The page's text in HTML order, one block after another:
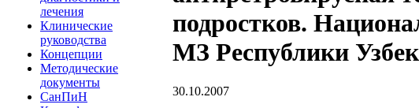
лечения
Клинические
руководства
Концепции
Методические
документы
СанПиН
подростков.
МЗ Республики
30.10.2007